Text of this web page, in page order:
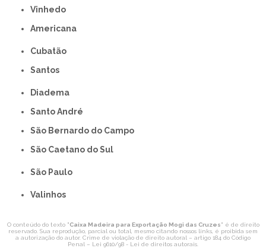
Vinhedo
americana
Cubatão
Santos
Diadema
Santo André
São Bernardo do Campo
São Caetano do Sul
São Paulo
Valinhos
O conteúdo do texto "Caixa Madeira para Exportação Mogi das Cruzes" é de direito
reservado. Sua reprodução, parcial ou total, mesmo citando nossos links, é proibida sem
a autorização do autor. Crime de violação de direito autoral – artigo 184 do Código
Penal – Lei 9610/98 - Lei de direitos autorais